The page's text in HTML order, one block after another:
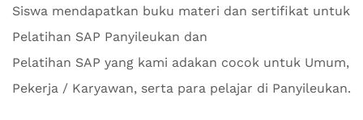
Siswa mendapatkan buku materi dan sertifikat untuk
Pelatihan SAP Panyileukan dan
Pelatihan SAP yang kami adakan cocok untuk Umum,
Pekerja / Karyawan, serta para pelajar di Panyileukan.